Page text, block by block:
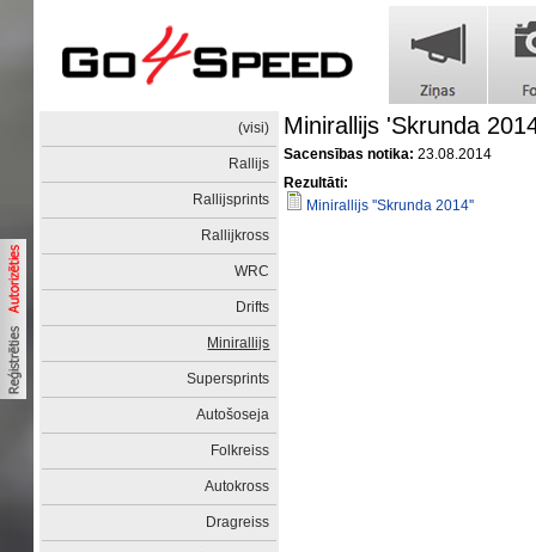
(visi)
Rallijs
Rallijsprints
Rallijkross
WRC
Drifts
Minirallijs
Supersprints
Autošoseja
Folkreiss
Autokross
Dragreiss
Minirallijs 'Skrunda
Sacensības notika: 23.08.2014
Rezultāti:
Minirallijs ''Skrunda 2014''